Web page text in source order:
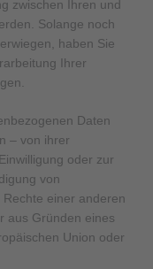
zwischen Ihren und
Solange noch
haben Sie
Ihrer
Daten
– von ihrer
oder zur
von
einer anderen
aus Gründen eines
Union oder